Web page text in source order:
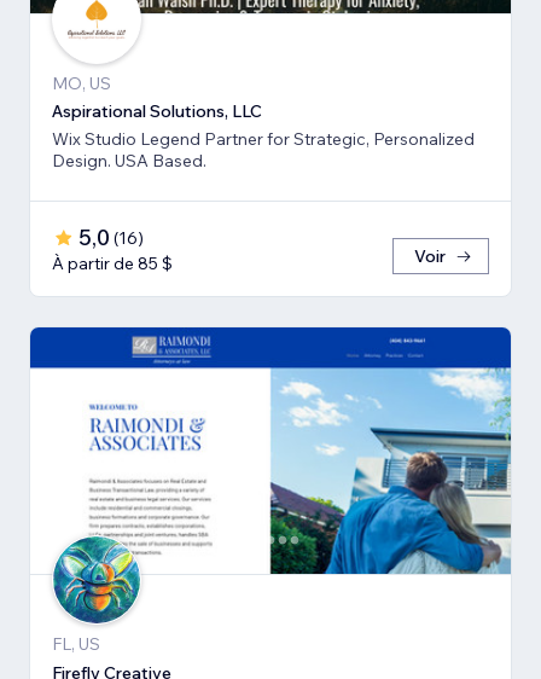
MO, US
Aspirational Solutions, LLC
Wix Studio Legend Partner for Strategic, Personalized
Design. USA Based.
5,0 (16)
À partir de 85 $
Voir
FL, US
Firefly Creative